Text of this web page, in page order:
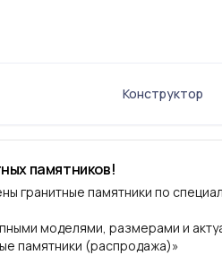
Конструктор
памятников!
гранитные памятники по
моделями, размерами и
памятники (распродажа)»